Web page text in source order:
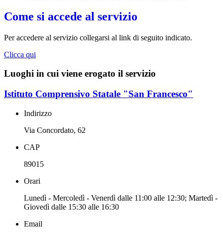
Come si accede al servizio
Per accedere al servizio collegarsi al link di seguito indicato.
Clicca qui
Luoghi in cui viene erogato il servizio
Istituto Comprensivo Statale "San Francesco"
Indirizzo
Via Concordato, 62
CAP
89015
Orari
Lunedì - Mercoledì - Venerdì dalle 11:00 alle 12:30; Martedì -
Giovedì dalle 15:30 alle 16:30
Email